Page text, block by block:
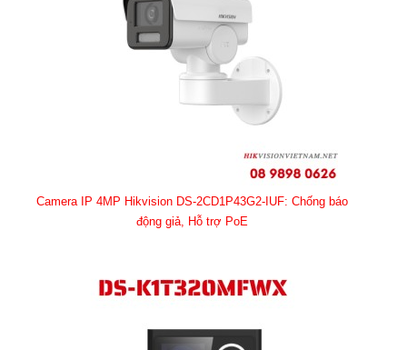
Camera IP 4MP Hikvision DS-2CD1P43G2-IUF: Chống báo
động giả, Hỗ trợ PoE